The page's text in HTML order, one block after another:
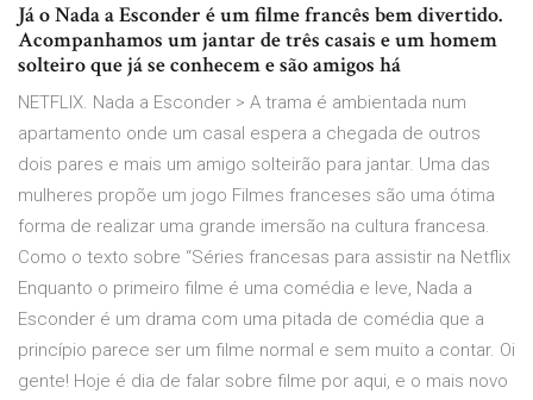
Já o Nada a Esconder é um filme francês bem divertido.
Acompanhamos um jantar de três casais e um homem
solteiro que já se conhecem e são amigos há
NETFLIX. Nada a Esconder > A trama é ambientada num
apartamento onde um casal espera a chegada de outros
dois pares e mais um amigo solteirão para jantar. Uma das
mulheres propõe um jogo Filmes franceses são uma ótima
forma de realizar uma grande imersão na cultura francesa.
Como o texto sobre “Séries francesas para assistir na Netflix
Enquanto o primeiro filme é uma comédia e leve, Nada a
Esconder é um drama com uma pitada de comédia que a
princípio parece ser um filme normal e sem muito a contar. Oi
gente! Hoje é dia de falar sobre filme por aqui, e o mais novo